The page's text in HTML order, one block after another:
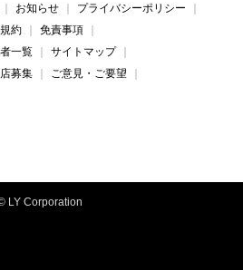
お知らせ
プライバシーポリシー
約
免責事項
一覧
サイトマップ
募集
ご意見・ご要望
LY Corporation